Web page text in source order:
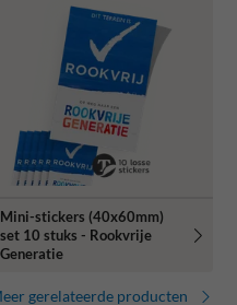
Mini-stickers (40x60mm)
set 10 stuks - Rookvrije
Generatie
gerelateerde producten